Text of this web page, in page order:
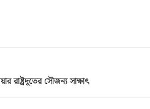
রাষ্ট্রদূতের সৌজন্য সাক্ষাৎ